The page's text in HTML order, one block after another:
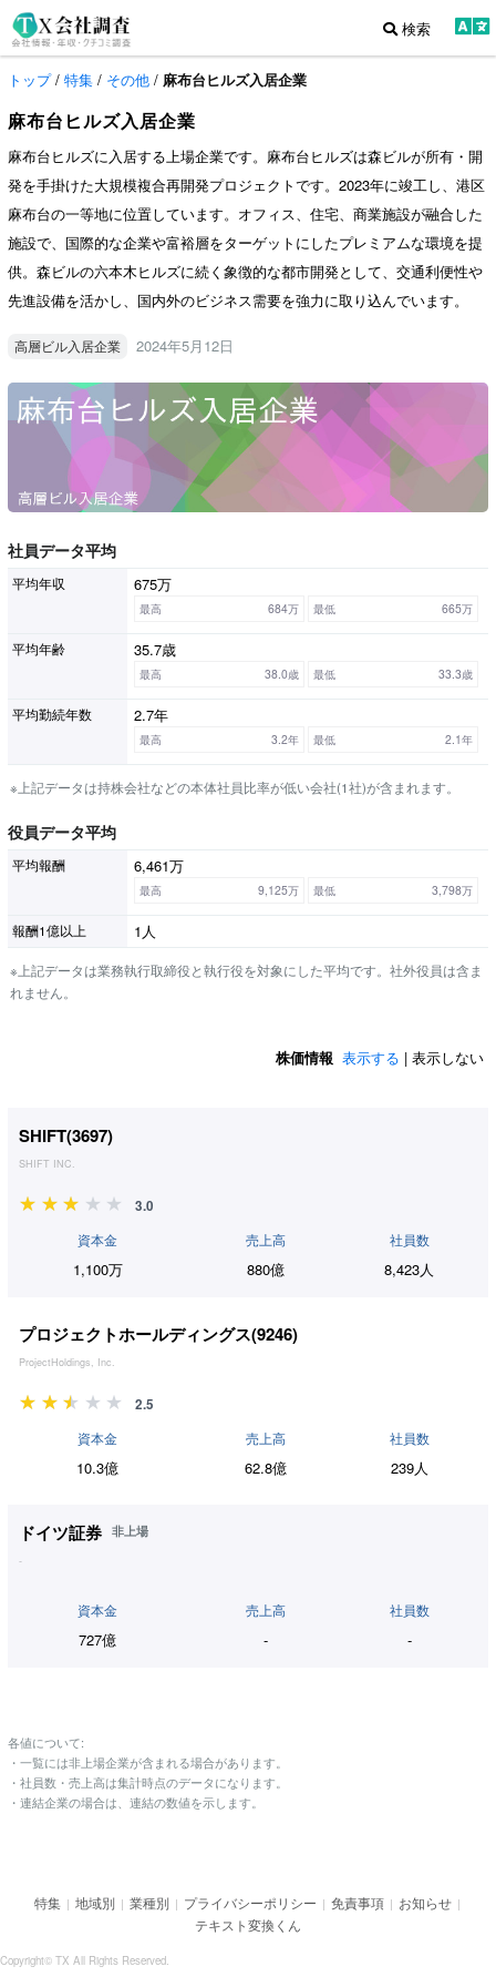
検索
トップ/ 特集 / その他 / 麻布台ヒルズ入居企業
麻布台ヒルズ入居企業
麻布台ヒルズに入居する上場企業です。麻布台ヒルズは森ビルが所有・開
発を手掛けた大規模複合再開発プロジェクトです。2023年に竣工し、港区
麻布台の一等地に位置しています。オフィス、住宅、商業施設が融合した
施設で、国際的な企業や富裕層をターゲットにしたプレミアムな環境を提
供。森ビルの六本木ヒルズに続く象徴的な都市開発として、交通利便性や
先進設備を活かし、国内外のビジネス需要を強力に取り込んでいます。
高層ビル入居企業 2024年5月12日
社員データ平均
平均年収 675万
最高 684万 最低 665万
平均年齢 35.7歳
最高 38.0歳 最低 33.3歳
平均勤続年数 2.7年
最高 3.2年 最低 2.1年
※上記データは持株会社などの本体社員比率が低い会社(1社)が含まれます。
役員データ平均
平均報酬 6,461万
最高 9,125万 最低 3,798万
報酬1億以上 1人
※上記データは業務執行取締役と執行役を対象にした平均です。社外役員は含ま
れません。
株価情報 表示する | 表示しない
SHIFT(3697)
SHIFT INC.
3.0
資本金
1,100万
売上高
880億
社員数
8,423人
プロジェクトホールディングス(9246)
ProjectHoldings, Inc.
2.5
資本金
10.3億
売上高
62.8億
社員数
239人
ドイツ証券 非上場
-
資本金
727億
売上高
-
社員数
-
各値について:
・一覧には非上場企業が含まれる場合があります。
・社員数・売上高は集計時点のデータになります。
・連結企業の場合は、連結の数値を示します。
特集 | 地域別 | 業種別 | プライバシーポリシー | 免責事項 | お知らせ |
テキスト変換くん
Copyright© TX All Rights Reserved.